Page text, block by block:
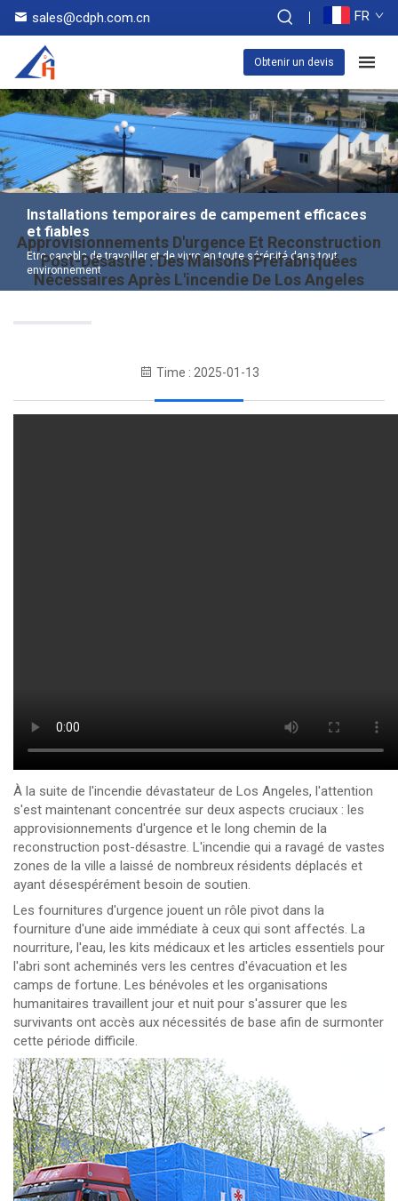
sales@cdph.com.cn FR
Obtenir un devis
Installations temporaires de campement efficaces
et fiables
Être capable de travailler et de vivre en toute sérénité dans tout
environnement
Approvisionnements D'urgence Et Reconstruction
Post-Désastre : Des Maisons Préfabriquées
Nécessaires Après L'incendie De Los Angeles
Time : 2025-01-13
À la suite de l'incendie dévastateur de Los Angeles, l'attention
s'est maintenant concentrée sur deux aspects cruciaux : les
approvisionnements d'urgence et le long chemin de la
reconstruction post-désastre. L'incendie qui a ravagé de vastes
zones de la ville a laissé de nombreux résidents déplacés et
ayant désespérément besoin de soutien.
Les fournitures d'urgence jouent un rôle pivot dans la
fourniture d'une aide immédiate à ceux qui sont affectés. La
nourriture, l'eau, les kits médicaux et les articles essentiels pour
l'abri sont acheminés vers les centres d'évacuation et les
camps de fortune. Les bénévoles et les organisations
humanitaires travaillent jour et nuit pour s'assurer que les
survivants ont accès aux nécessités de base afin de surmonter
cette période difficile.